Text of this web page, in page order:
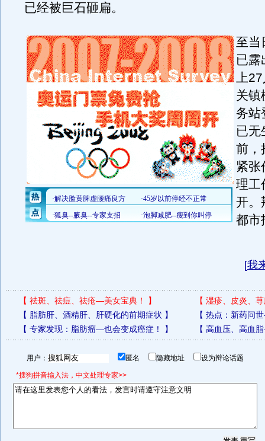
已经被巨石砸扁。
至当
已露
上
关镇
务站
已无
前，
紧张
理工
开。
都市
[我
【 祛斑、祛痘、祛疮—美女宝典！ 】 【 湿疹、皮炎、
【 脂肪肝、酒精肝、肝硬化的前期症状 】 【 热点：新药问
【 专家发现：脂肪瘤—也会变成癌症！ 】 【 高血压、高血
用户： 匿名 隐藏地址 设为辩论话题
*搜狗拼音输入法，中文处理专家>>